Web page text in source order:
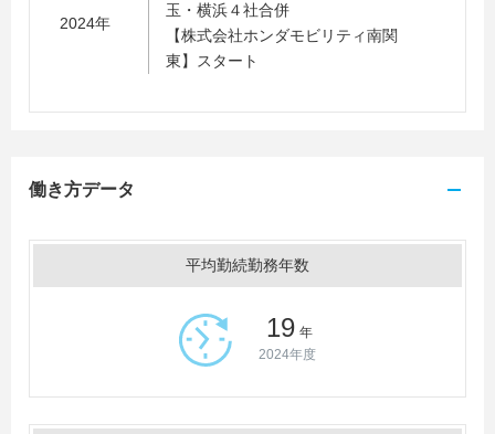
2024年
玉・横浜４社合併
【株式会社ホンダモビリティ南関
東】スタート
働き方データ
平均勤続勤務年数
19 年
2024年度